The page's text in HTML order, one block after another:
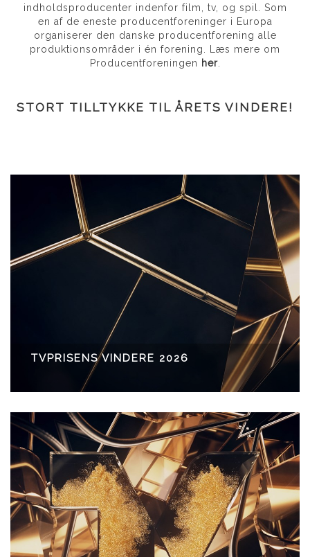
indholdsproducenter indenfor film, tv, og spil. Som
en af de eneste producentforeninger i Europa
organiserer den danske producentforening alle
produktionsområder i én forening. Læs mere om
Producentforeningen her.
STORT TILLTYKKE TIL ÅRETS VINDERE!
TVPRISENS VINDERE 2026